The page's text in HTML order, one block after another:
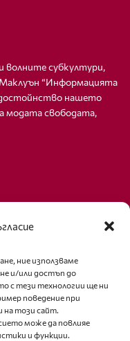
ние използваме
и/или достъп до
с тези технологии ще ни
поведение при
на този сайт.
може да повлияе
и функции.
субкултури,
“Информацията
достойнство нашето
модата свободата,